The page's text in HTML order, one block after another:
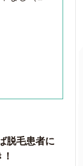
脱毛患者に